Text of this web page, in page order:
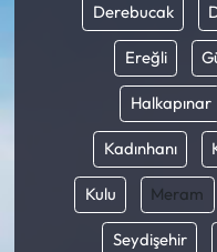
Derebucak
Ereğli
Halkapınar
Kadınhanı
Kulu Meram
Seydişehir